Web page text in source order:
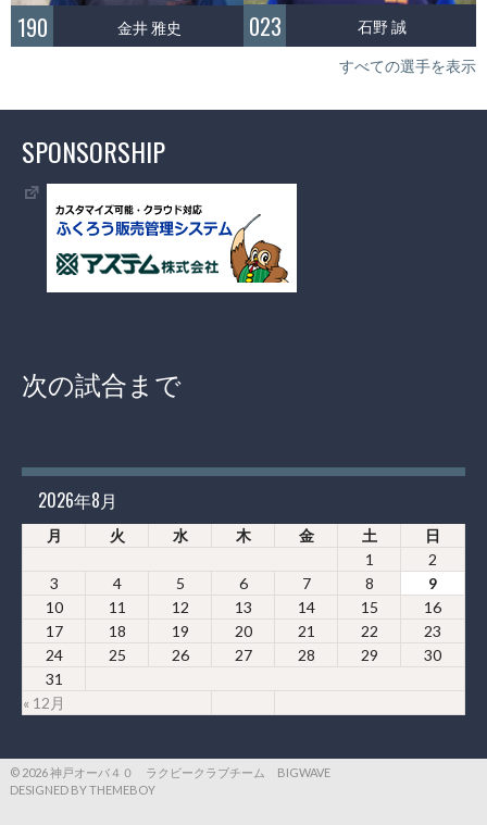
190 金井 雅史 023 石野 誠
すべての選手を表示
SPONSORSHIP
次の試合まで
2026年8月
月 火 水 木 金 土 日
« 12月
1
2
3
4 5 6 7 8
9
10
11 12 13 14 15
16
17
18 19 20 21 22
23
24
25 26 27 28 29
30
31
© 2026 神戸オーバ４０ ラクビークラブチーム BIGWAVE
DESIGNED BY THEMEBOY